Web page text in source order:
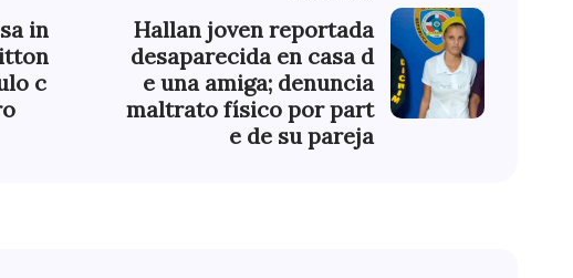
in
c
Hallan joven reportada
desaparecida en casa d
e una amiga; denuncia
maltrato físico por part
e de su pareja